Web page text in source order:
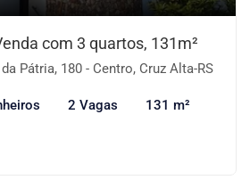
com 3 quartos, 131m²
Pátria, 180 - Centro, Cruz Alta-RS
2 Vagas 131 m²